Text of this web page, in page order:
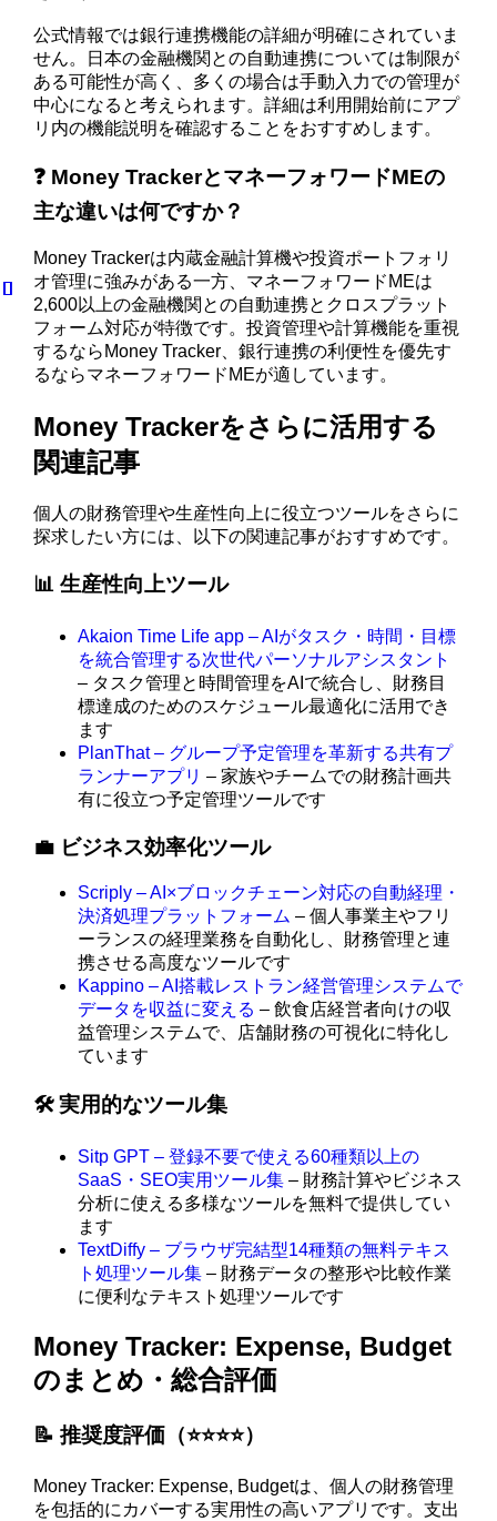
公式情報では銀行連携機能の詳細が明確にされていま
せん。日本の金融機関との自動連携については制限が
ある可能性が高く、多くの場合は手動入力での管理が
中心になると考えられます。詳細は利用開始前にアプ
リ内の機能説明を確認することをおすすめします。
❓ Money TrackerとマネーフォワードMEの
主な違いは何ですか？
Money Trackerは内蔵金融計算機や投資ポートフォリ
オ管理に強みがある一方、マネーフォワードMEは
2,600以上の金融機関との自動連携とクロスプラット
フォーム対応が特徴です。投資管理や計算機能を重視
するならMoney Tracker、銀行連携の利便性を優先す
るならマネーフォワードMEが適しています。
Money Trackerをさらに活用する
関連記事
個人の財務管理や生産性向上に役立つツールをさらに
探求したい方には、以下の関連記事がおすすめです。
📊 生産性向上ツール
Akaion Time Life app – AIがタスク・時間・目標
を統合管理する次世代パーソナルアシスタント
– タスク管理と時間管理をAIで統合し、財務目
標達成のためのスケジュール最適化に活用でき
ます
PlanThat – グループ予定管理を革新する共有プ
ランナーアプリ – 家族やチームでの財務計画共
有に役立つ予定管理ツールです
💼 ビジネス効率化ツール
Scriply – AI×ブロックチェーン対応の自動経理・
決済処理プラットフォーム – 個人事業主やフリ
ーランスの経理業務を自動化し、財務管理と連
携させる高度なツールです
Kappino – AI搭載レストラン経営管理システムで
データを収益に変える – 飲食店経営者向けの収
益管理システムで、店舗財務の可視化に特化し
ています
🛠️ 実用的なツール集
Sitp GPT – 登録不要で使える60種類以上の
SaaS・SEO実用ツール集 – 財務計算やビジネス
分析に使える多様なツールを無料で提供してい
ます
TextDiffy – ブラウザ完結型14種類の無料テキス
ト処理ツール集 – 財務データの整形や比較作業
に便利なテキスト処理ツールです
Money Tracker: Expense, Budget
のまとめ・総合評価
📝 推奨度評価（⭐️⭐️⭐️⭐️）
Money Tracker: Expense, Budgetは、個人の財務管理
を包括的にカバーする実用性の高いアプリです。支出